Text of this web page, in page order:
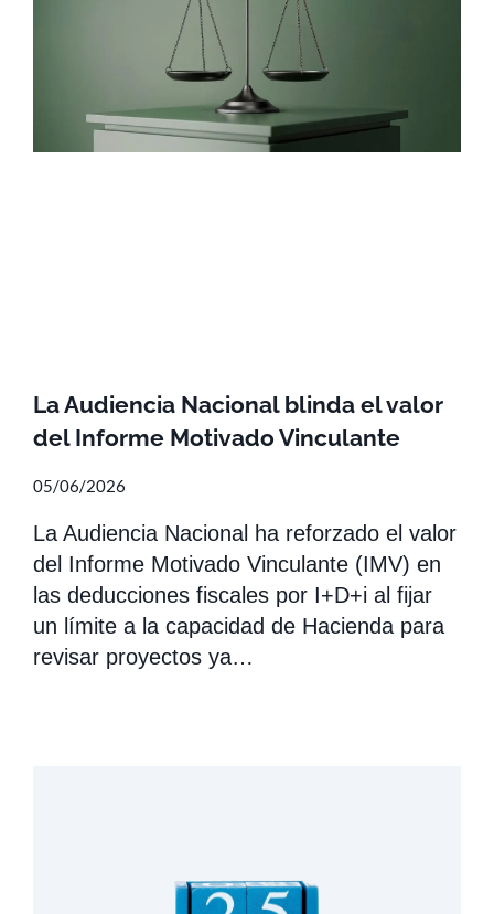
La Audiencia Nacional blinda el valor
del Informe Motivado Vinculante
05/06/2026
La Audiencia Nacional ha reforzado el valor
del Informe Motivado Vinculante (IMV) en
las deducciones fiscales por I+D+i al fijar
un límite a la capacidad de Hacienda para
revisar proyectos ya…